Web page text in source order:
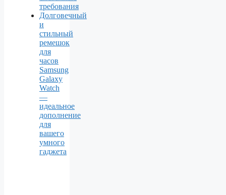
требования
Долговечный
и
стильный
ремешок
для
часов
Samsung
Galaxy
Watch
—
идеальное
дополнение
для
вашего
умного
гаджета